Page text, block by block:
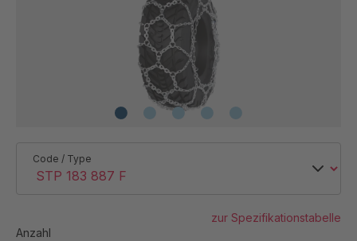
Code / Type
zur Spezifikationstabelle
Anzahl